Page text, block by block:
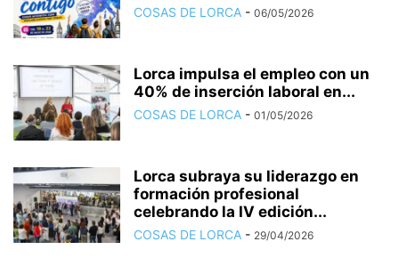
COSAS DE LORCA - 06/05/2026
Lorca impulsa el empleo con un
40% de inserción laboral en...
COSAS DE LORCA - 01/05/2026
Lorca subraya su liderazgo en
formación profesional
celebrando la IV edición...
COSAS DE LORCA - 29/04/2026